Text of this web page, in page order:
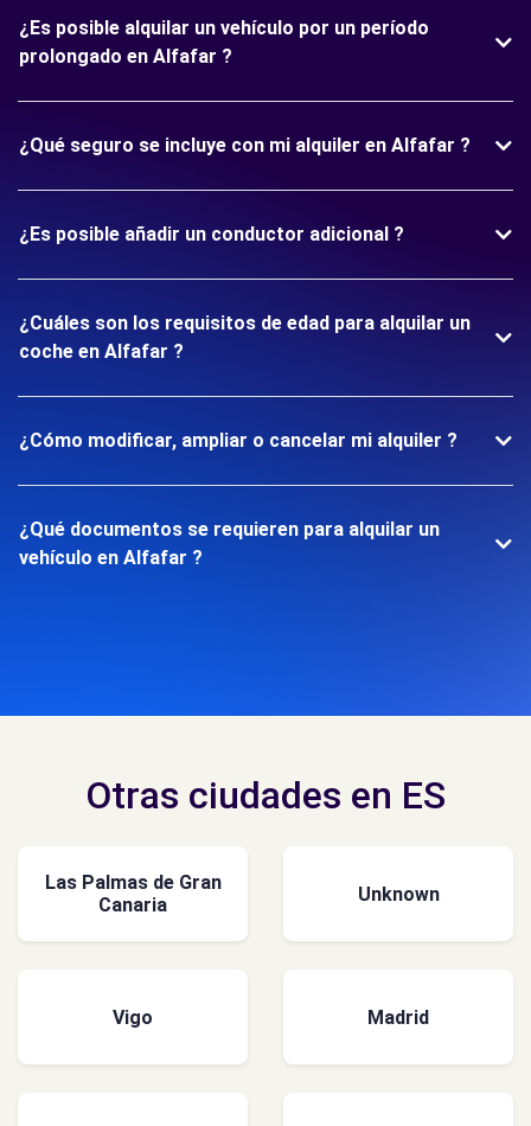
¿Es posible alquilar un vehículo por un período
prolongado en Alfafar ?
¿Qué seguro se incluye con mi alquiler en Alfafar ?
¿Es posible añadir un conductor adicional ?
¿Cuáles son los requisitos de edad para alquilar un
coche en Alfafar ?
¿Cómo modificar, ampliar o cancelar mi alquiler ?
¿Qué documentos se requieren para alquilar un
vehículo en Alfafar ?
Otras ciudades en ES
Las Palmas de Gran
Canaria
Unknown
Vigo Madrid